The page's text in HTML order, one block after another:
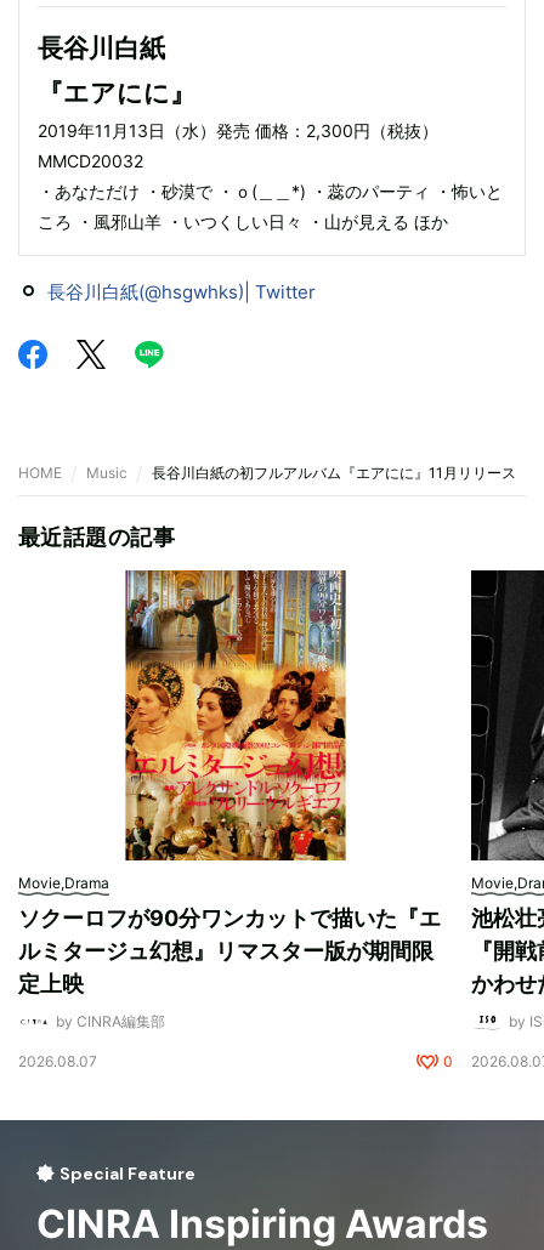
長谷川白紙
『エアにに』
2019年11月13日（水）発売 価格：2,300円（税抜）
MMCD20032
・あなただけ ・砂漠で ・ｏ(＿＿*) ・蕊のパーティ ・怖いと
ころ ・風邪山羊 ・いつくしい日々 ・山が見える ほか
長谷川白紙(@hsgwhks)| Twitter
HOME Music 長谷川白紙の初フルアルバム『エアにに』11月リリース
最近話題の記事
Movie,Drama
ソクーロフが90分ワンカットで描いた『エ
ルミタージュ幻想』リマスター版が期間限
定上映
by CINRA編集部
2026.08.07 0
池松壮
『開
かわせ
by
Special Feature
CINRA Inspiring Awards